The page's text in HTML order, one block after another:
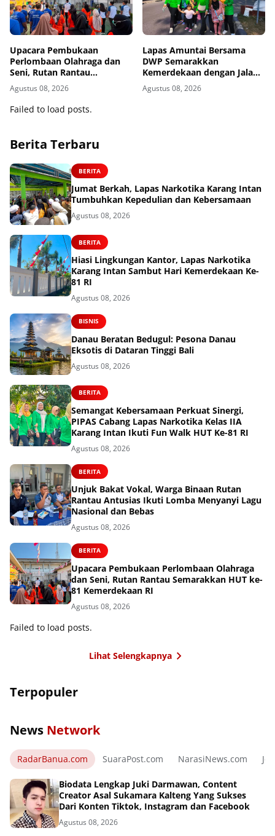
Upacara Pembukaan
Perlombaan Olahraga dan
Seni, Rutan Rantau
Semarakkan HUT ke-81
Kemerdekaan RI
Agustus 08, 2026
Lapas Amuntai Bersama
DWP Semarakkan
Kemerdekaan dengan Jalan
Santai dan Bakti Sosial
Agustus 08, 2026
Failed to load posts.
Berita Terbaru
BERITA
Jumat Berkah, Lapas Narkotika Karang Intan
Tumbuhkan Kepedulian dan Kebersamaan
Agustus 08, 2026
BERITA
Hiasi Lingkungan Kantor, Lapas Narkotika
Karang Intan Sambut Hari Kemerdekaan Ke-
81 RI
Agustus 08, 2026
BISNIS
Danau Beratan Bedugul: Pesona Danau
Eksotis di Dataran Tinggi Bali
Agustus 08, 2026
BERITA
Semangat Kebersamaan Perkuat Sinergi,
PIPAS Cabang Lapas Narkotika Kelas IIA
Karang Intan Ikuti Fun Walk HUT Ke-81 RI
Agustus 08, 2026
BERITA
Unjuk Bakat Vokal, Warga Binaan Rutan
Rantau Antusias Ikuti Lomba Menyanyi Lagu
Nasional dan Bebas
Agustus 08, 2026
BERITA
Upacara Pembukaan Perlombaan Olahraga
dan Seni, Rutan Rantau Semarakkan HUT ke-
81 Kemerdekaan RI
Agustus 08, 2026
Failed to load posts.
Lihat Selengkapnya
Terpopuler
News Network
RadarBanua.com SuaraPost.com NarasiNews.com
Biodata Lengkap Juki Darmawan, Content
Creator Asal Sukamara Kalteng Yang Sukses
Dari Konten Tiktok, Instagram dan Facebook
Agustus 08, 2026